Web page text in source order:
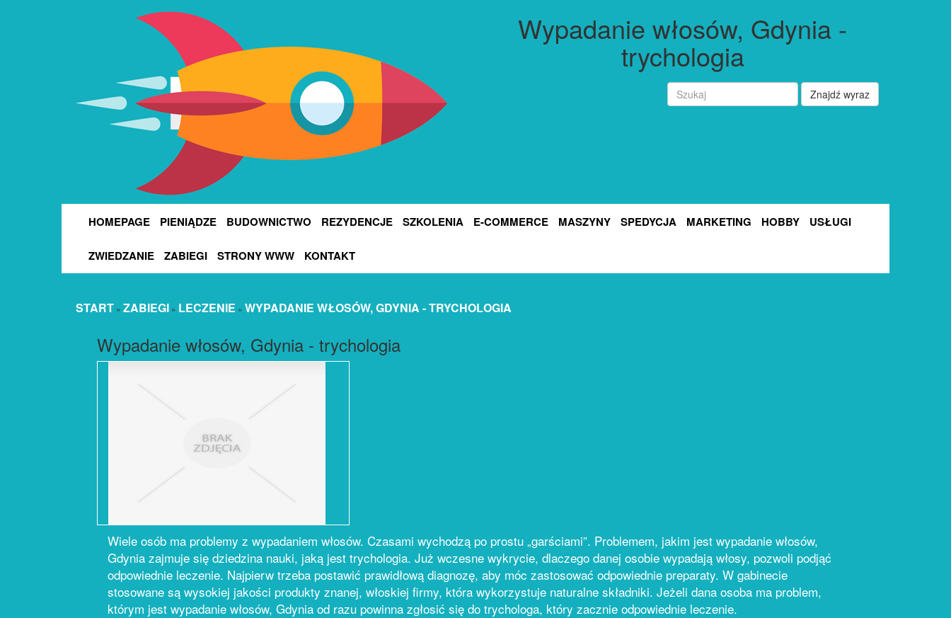
Wypadanie włosów, Gdynia -
trychologia
Znajdź wyraz
HOMEPAGE PIENIĄDZE BUDOWNICTWO REZYDENCJE SZKOLENIA E-COMMERCE MASZYNY SPEDYCJA MARKETING HOBBY USŁUGI
ZWIEDZANIE ZABIEGI STRONY WWW KONTAKT
START » ZABIEGI » LECZENIE » WYPADANIE WŁOSÓW, GDYNIA - TRYCHOLOGIA
Wypadanie włosów, Gdynia - trychologia
Wiele osób ma problemy z wypadaniem włosów. Czasami wychodzą po prostu „garściami”. Problemem, jakim jest wypadanie włosów,
Gdynia zajmuje się dziedzina nauki, jaką jest trychologia. Już wczesne wykrycie, dlaczego danej osobie wypadają włosy, pozwoli podjąć
odpowiednie leczenie. Najpierw trzeba postawić prawidłową diagnozę, aby móc zastosować odpowiednie preparaty. W gabinecie
stosowane są wysokiej jakości produkty znanej, włoskiej firmy, która wykorzystuje naturalne składniki. Jeżeli dana osoba ma problem,
którym jest wypadanie włosów, Gdynia od razu powinna zgłosić się do trychologa, który zacznie odpowiednie leczenie.